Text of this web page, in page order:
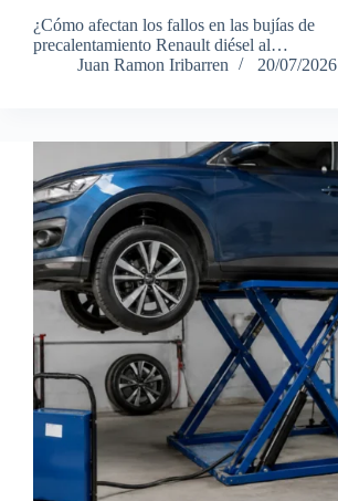
¿Cómo afectan los fallos en las bujías de
precalentamiento Renault diésel al…
Juan Ramon Iribarren
20/07/2026